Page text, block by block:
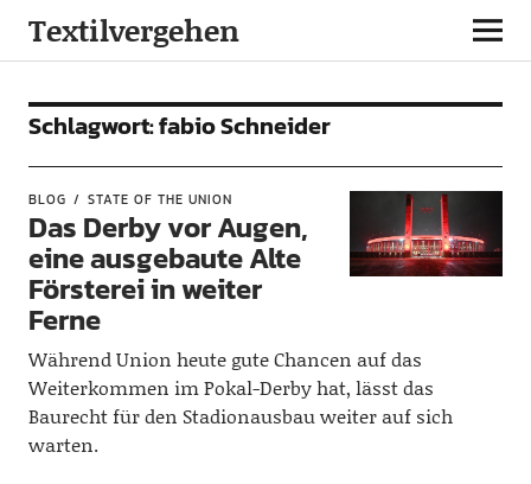
Textilvergehen
Schlagwort:fabio Schneider
BLOG STATE OF THE UNION
Das Derby vor Augen,
eine ausgebaute Alte
Försterei in weiter
Ferne
Während Union heute gute Chancen auf das
Weiterkommen im Pokal-Derby hat, lässt das
Baurecht für den Stadionausbau weiter auf sich
warten.